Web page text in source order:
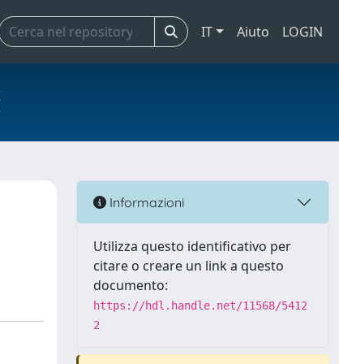
IT Aiuto LOGIN
Informazioni
Utilizza questo identificativo per
citare o creare un link a questo
documento:
https://hdl.handle.net/11568/5412
2